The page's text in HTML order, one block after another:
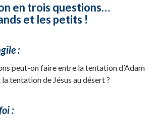
en trois questions…
et les petits !
:
peut-on faire entre la tentation d’Adam
tentation de Jésus au désert ?
: